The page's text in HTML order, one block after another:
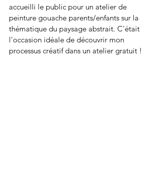
accueilli le public pour un atelier de
peinture gouache parents/enfants sur la
thématique du paysage abstrait. C'était
l'occasion idéale de découvrir mon
processus créatif dans un atelier gratuit !